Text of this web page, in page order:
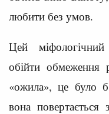
любити без умов.
Цей
обійти обмеження
«ожила», це було
вона